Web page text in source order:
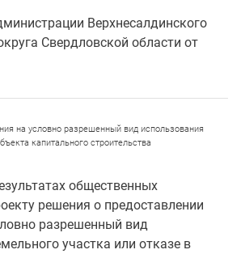
Верхнесалдинского
Свердловской области от
на условно разрешенный вид использования
капитального строительства
общественных
решения о предоставлении
разрешенный вид
участка или отказе в